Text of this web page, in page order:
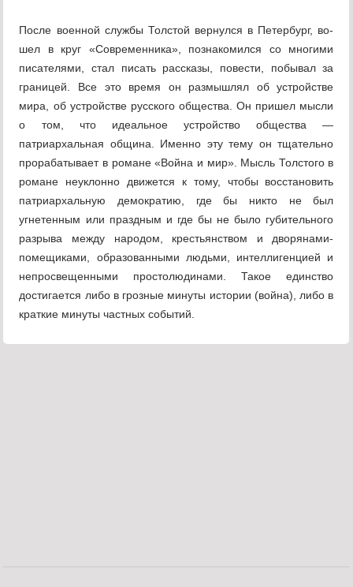
После военной службы Толстой вернулся в Петербург, во­
шел в круг «Современника», познакомился со многими
писате­лями, стал писать рассказы, повести, побывал за
границей. Все это время он размышлял об устройстве
мира, об устройстве рус­ского общества. Он пришел мысли
о том, что идеальное устрой­ство общества —
патриархальная община. Именно эту тему он тщательно
прорабатывает в романе «Война и мир». Мысль Тол­стого в
романе неуклонно движется к тому, чтобы восстановить
патриархальную демократию, где бы никто не был
угнетенным или праздным и где бы не было губительного
разрыва между на­родом, крестьянством и дворянами-
помещиками, образованными людьми, интеллигенцией и
непросвещенными простолюдинами. Такое единство
достигается либо в грозные минуты истории (война), либо в
краткие минуты частных событий.